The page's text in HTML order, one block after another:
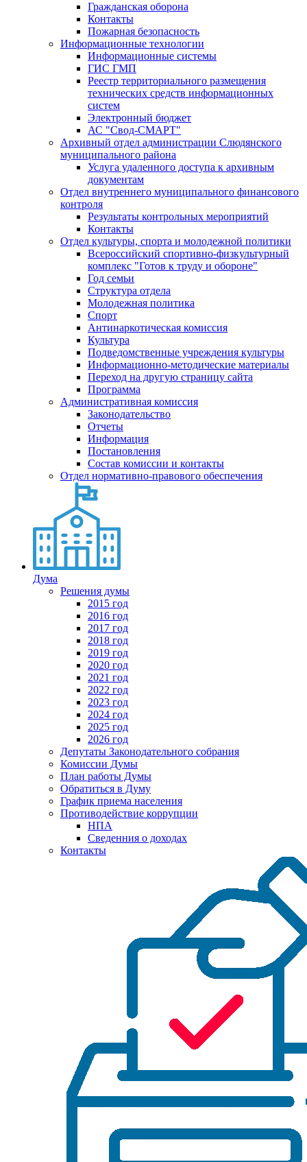
Гражданская оборона
Контакты
Пожарная безопасность
Информационные технологии
Информационные системы
ГИС ГМП
Реестр территориального размещения
технических средств информационных
систем
Электронный бюджет
АС "Свод-СМАРТ"
Архивный отдел администрации Слюдянского
муниципального района
Услуга удаленного доступа к архивным
документам
Отдел внутреннего муниципального финансового
контроля
Результаты контрольных мероприятий
Контакты
Отдел культуры, спорта и молодежной политики
Всероссийский спортивно-физкультурный
комплекс "Готов к труду и обороне"
Год семьи
Структура отдела
Молодежная политика
Спорт
Антинаркотическая комиссия
Культура
Подведомственные учреждения культуры
Информационно-методические материалы
Переход на другую страницу сайта
Программа
Административная комиссия
Законодательство
Отчеты
Информация
Постановления
Состав комиссии и контакты
Отдел нормативно-правового обеспечения
Дума
Решения думы
2015 год
2016 год
2017 год
2018 год
2019 год
2020 год
2021 год
2022 год
2023 год
2024 год
2025 год
2026 год
Депутаты Законодательного собрания
Комиссии Думы
План работы Думы
Обратиться в Думу
График приема населения
Противодействие коррупции
НПА
Сведенния о доходах
Контакты